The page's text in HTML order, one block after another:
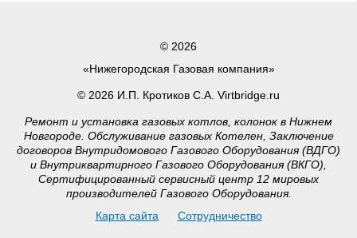
© 2026
«Нижегородская Газовая компания»
© 2026 И.П. Кротиков С.А. Virtbridge.ru
Ремонт и установка газовых котлов, колонок в Нижнем
Новгороде. Обслуживание газовых Котелен, Заключение
договоров Внутридомового Газового Оборудования (ВДГО)
и Внутриквартирного Газового Оборудования (ВКГО),
Сертифицированный сервисный центр 12 мировых
производителей Газового Оборудования.
Карта сайта
Сотрудничество